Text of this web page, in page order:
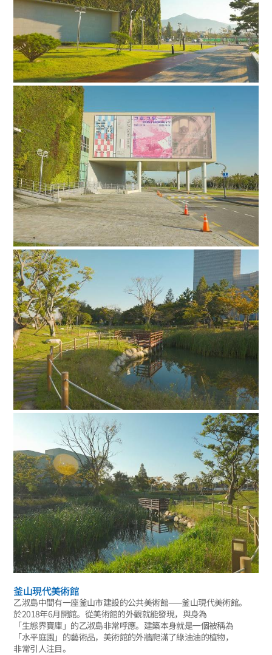
釜山現代美術館
乙淑島中間有一座釜山市建設的公共美術館——釜山現代美術館。
於2018年6月開館。從美術館的外觀就能發現，與身為
「生態界寶庫」的乙淑島非常呼應。建築本身就是一個被稱為
「水平庭園」的藝術品，美術館的外牆爬滿了綠油油的植物，
非常引人注目。